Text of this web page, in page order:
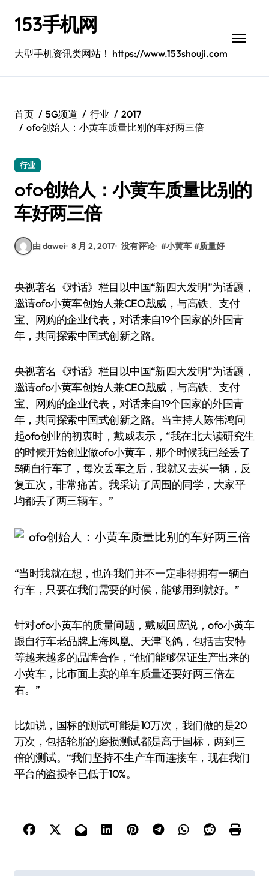
153手机网
大型手机资讯类网站！ https://www.153shouji.com
首页 5G频道 行业
2017
ofo创始人：小黄车质量比别的车好两三倍
行业
ofo创始人：小黄车质量比别的
车好两三倍
由 dawei 8 月 2, 2017 没有评论 #小黄车 #质量好
央视著名《对话》栏目以中国“新四大发明”为话题，
邀请ofo小黄车创始人兼CEO戴威，与高铁、支付
宝、网购的企业代表，对话来自19个国家的外国青
年，共同探索中国式创新之路。
央视著名《对话》栏目以中国“新四大发明”为话题，
邀请ofo小黄车创始人兼CEO戴威，与高铁、支付
宝、网购的企业代表，对话来自19个国家的外国青
年，共同探索中国式创新之路。当主持人陈伟鸿问
起ofo创业的初衷时，戴威表示，“我在北大读研究生
的时候开始创业做ofo小黄车，那个时候我已经丢了
5辆自行车了，每次丢车之后，我就又去买一辆，反
复五次，非常痛苦。我采访了周围的同学，大家平
均都丢了两三辆车。”
“当时我就在想，也许我们并不一定非得拥有一辆自
行车，只要在我们需要的时候，能够用到就好。”
针对ofo小黄车的质量问题，戴威回应说，ofo小黄车
跟自行车老品牌上海凤凰、天津飞鸽，包括吉安特
等越来越多的品牌合作，“他们能够保证生产出来的
小黄车，比市面上卖的单车质量还要好两三倍左
右。”
比如说，国标的测试可能是10万次，我们做的是20
万次，包括轮胎的磨损测试都是高于国标，两到三
倍的测试。“我们坚持不生产车而连接车，现在我们
平台的盗损率已低于10%。